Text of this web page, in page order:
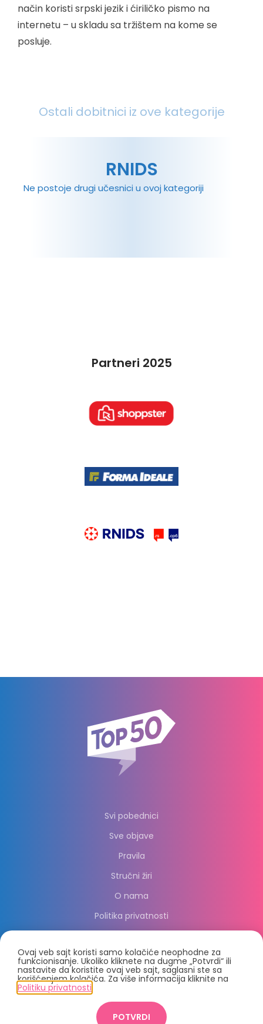
način koristi srpski jezik i ćiriličko pismo na
internetu – u skladu sa tržištem na kome se
posluje.
Ostali dobitnici iz ove kategorije
RNIDS
Ne postoje drugi učesnici u ovoj kategoriji
Partneri 2025
Svi pobednici
Sve objave
Pravila
Stručni žiri
O nama
Politika privatnosti
© 2021, PC Press Group d.o.o.
Ovaj veb sajt koristi samo kolačiće neophodne za
funkcionisanje. Ukoliko kliknete na dugme „Potvrdi“ ili
nastavite da koristite ovaj veb sajt, saglasni ste sa
korišćenjem kolačića. Za više informacija kliknite na
Politiku privatnosti
POTVRDI